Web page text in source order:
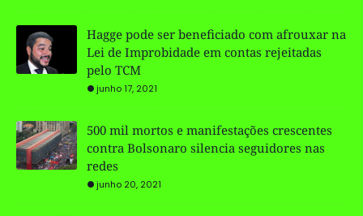
Hagge pode ser beneficiado com afrouxar na
Lei de Improbidade em contas rejeitadas
pelo TCM
junho 17, 2021
500 mil mortos e manifestações crescentes
contra Bolsonaro silencia seguidores nas
redes
junho 20, 2021